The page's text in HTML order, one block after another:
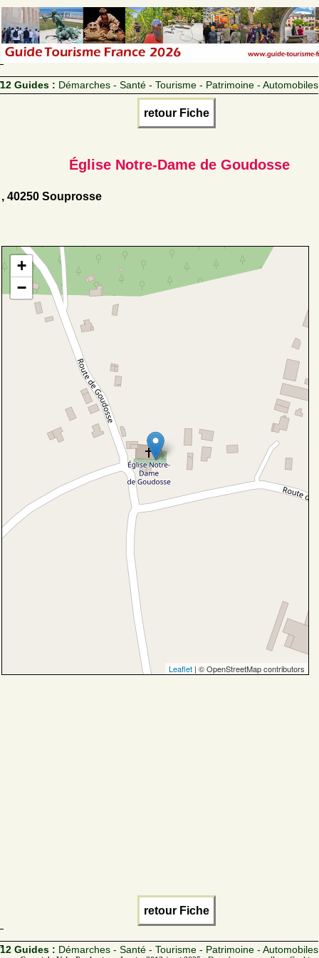
12 Guides : Démarches - Santé - Tourisme - Patrimoine - Automobiles
retour Fiche
Église Notre-Dame de Goudosse
, 40250 Souprosse
+
−
Leaflet | © OpenStreetMap contributors
retour Fiche
12 Guides : Démarches - Santé - Tourisme - Patrimoine - Automobiles